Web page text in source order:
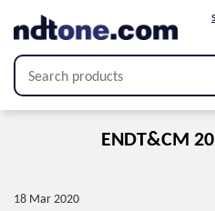
ENDТ&CM
18 Mar 2020